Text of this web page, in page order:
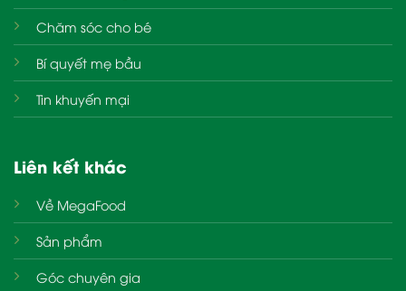
Chăm sóc cho bé
Bí quyết mẹ bầu
Tin khuyến mại
Liên kết khác
Về MegaFood
Sản phẩm
Góc chuyên gia